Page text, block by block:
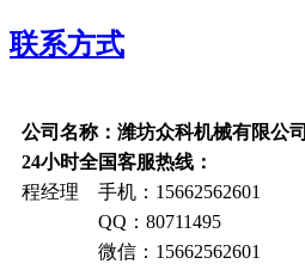
联系方式
公司名称：潍坊众科机械有限公司
24小时全国客服热线：
程经理 手机：15662562601
QQ：80711495
微信：15662562601